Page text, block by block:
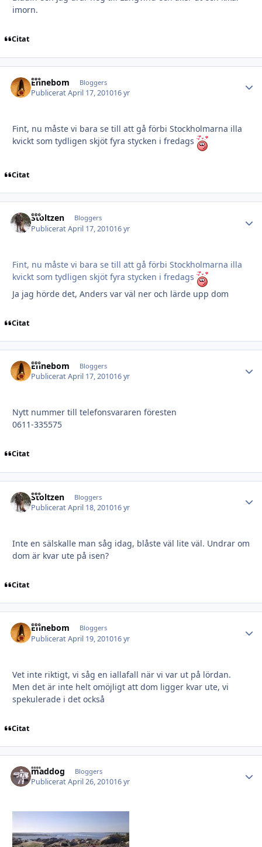
imorn.
Citat
Ehnebom Bloggers
PubliceratApril 17, 201016 yr
Fint, nu måste vi bara se till att gå förbi Stockholmarna illa
kvickt som tydligen skjöt fyra stycken i fredags
Citat
Stoltzen Bloggers
PubliceratApril 17, 201016 yr
Fint, nu måste vi bara se till att gå förbi Stockholmarna illa
kvickt som tydligen skjöt fyra stycken i fredags
Ja jag hörde det, Anders var väl ner och lärde upp dom
Citat
Ehnebom Bloggers
PubliceratApril 17, 201016 yr
Nytt nummer till telefonsvararen föresten
0611-335575
Citat
Stoltzen Bloggers
PubliceratApril 18, 201016 yr
Inte en sälskalle man såg idag, blåste väl lite väl. Undrar om
dom är kvar ute på isen?
Citat
Ehnebom Bloggers
PubliceratApril 19, 201016 yr
Vet inte riktigt, vi såg en iallafall när vi var ut på lördan.
Men det är inte helt omöjligt att dom ligger kvar ute, vi
spekulerade i det också
Citat
maddog Bloggers
PubliceratApril 26, 201016 yr